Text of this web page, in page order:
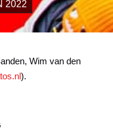
2022
Wim van den
).